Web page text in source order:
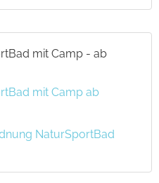
mit Camp - ab
mit Camp ab
NaturSportBad